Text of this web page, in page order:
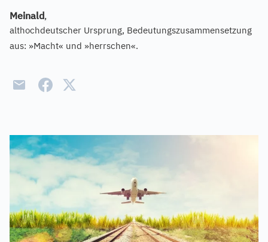
Meinald,
althochdeutscher Ursprung, Bedeutungszusammensetzung
aus: »Macht« und »herrschen«.